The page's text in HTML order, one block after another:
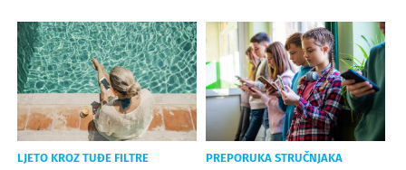
LJETO KROZ TUĐE FILTRE PREPORUKA STRUČNJAKA